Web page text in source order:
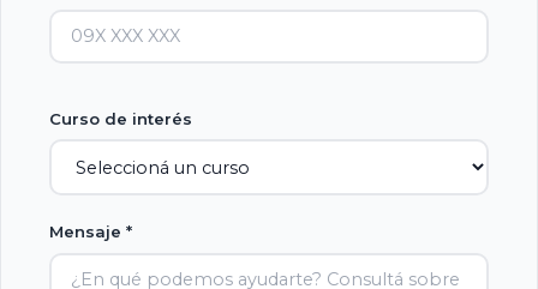
Curso de interés
Mensaje *